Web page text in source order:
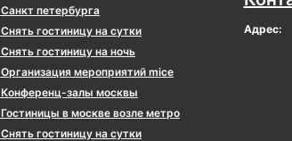
Санкт петербурга
Снять гостиницу на сутки
Снять гостиницу на ночь
Организация мероприятий mice
Конференц-залы москвы
Гостиницы в москве возле метро
Снять гостиницу на сутки
Адрес: